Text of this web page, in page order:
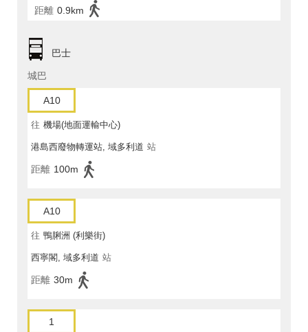
距離 0.9km
巴士
城巴
A10
往 機場(地面運輸中心)
港島西廢物轉運站, 域多利道 站
距離 100m
A10
往 鴨脷洲 (利樂街)
西寧閣, 域多利道 站
距離 30m
1